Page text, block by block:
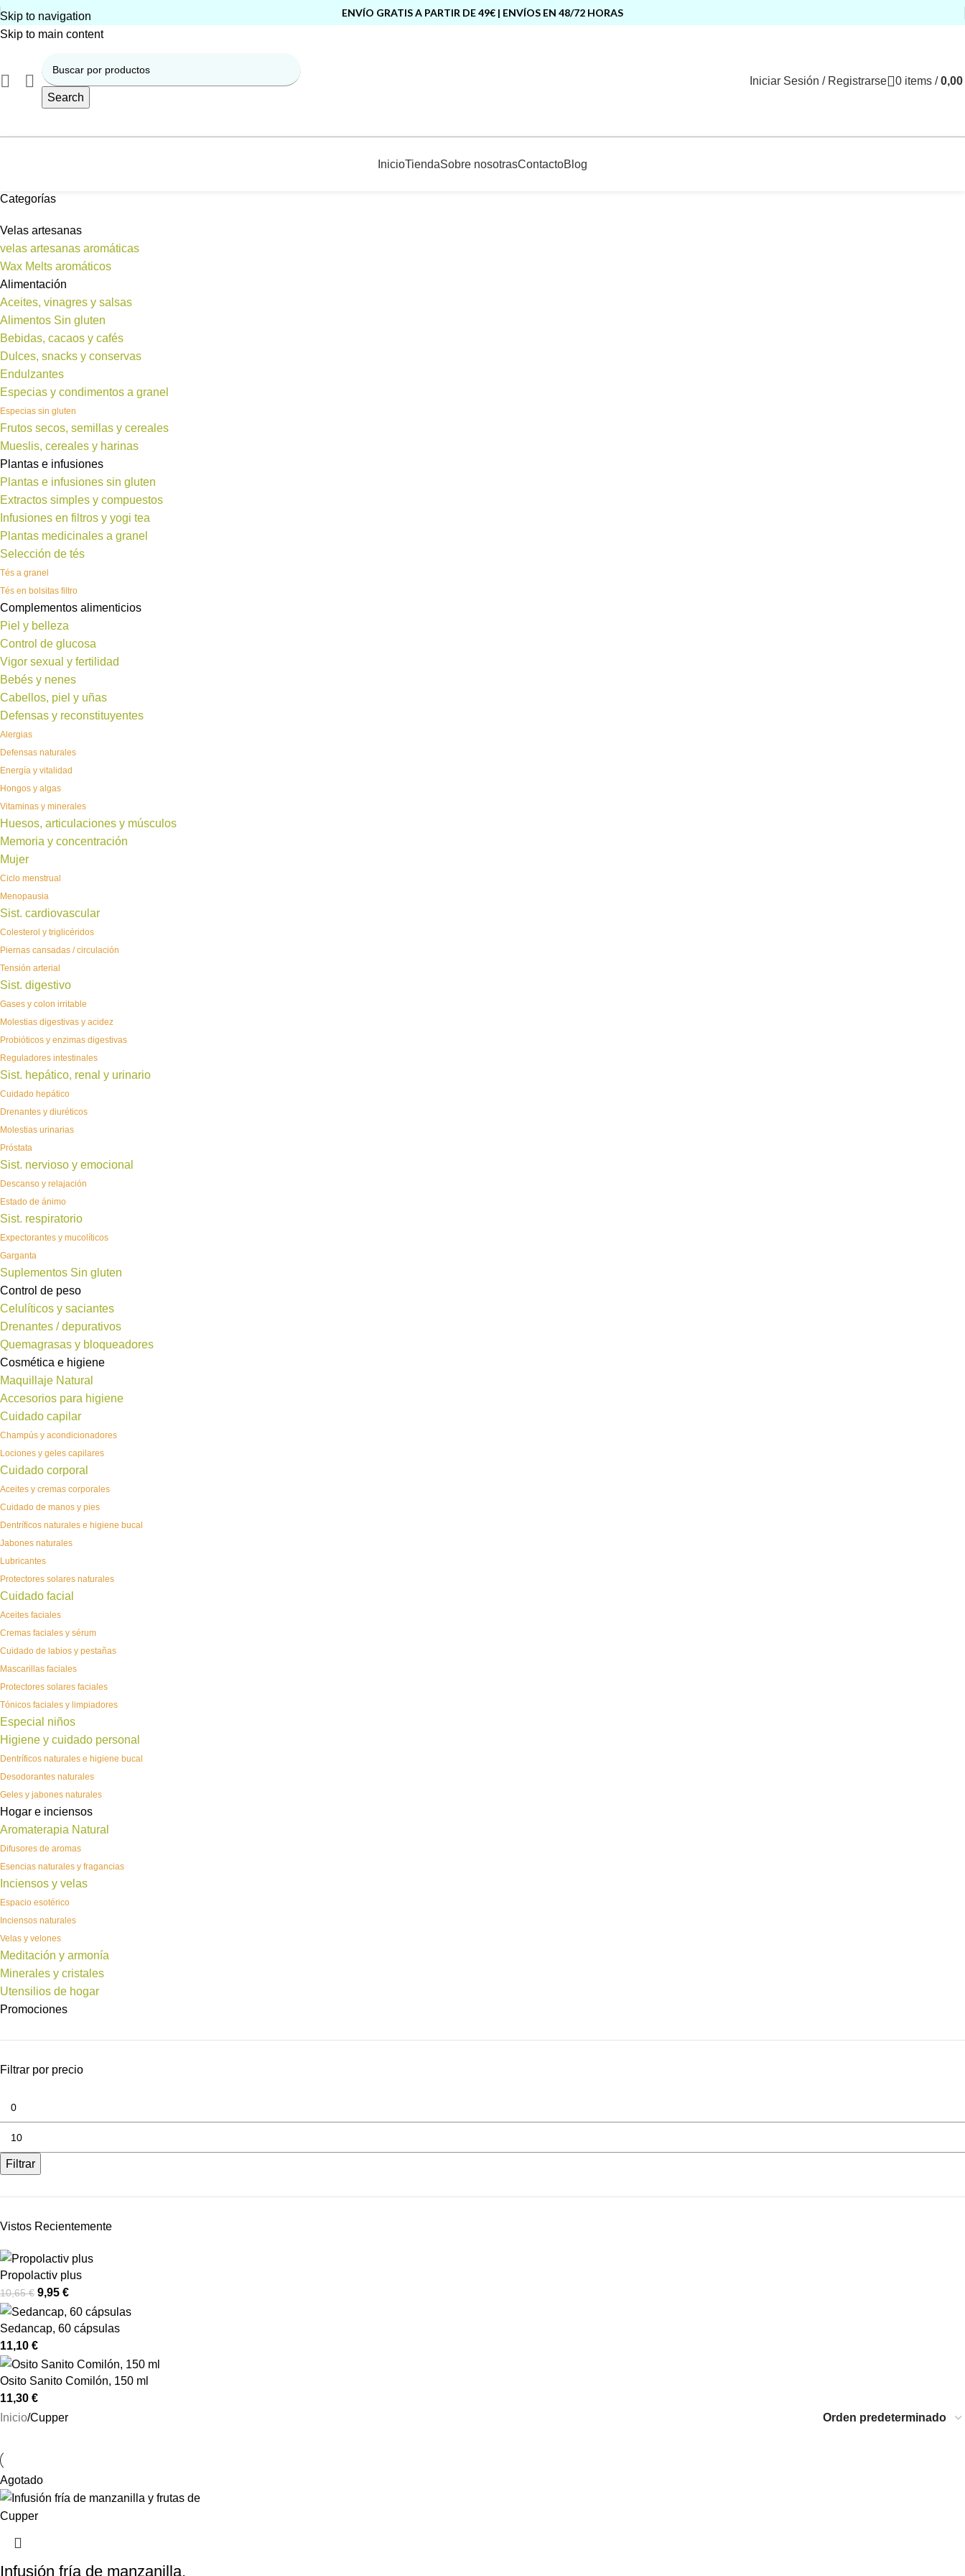
Skip to navigation
Skip to main content
ENVÍO GRATIS A PARTIR DE 49€ | ENVÍOS EN 48/72 HORAS
Search
Iniciar Sesión / Registrarse 0 items / 0,00
InicioTiendaSobre nosotrasContactoBlog
Categorías
Velas artesanas
velas artesanas aromáticas
Wax Melts aromáticos
Alimentación
Aceites, vinagres y salsas
Alimentos Sin gluten
Bebidas, cacaos y cafés
Dulces, snacks y conservas
Endulzantes
Especias y condimentos a granel
Especias sin gluten
Frutos secos, semillas y cereales
Mueslis, cereales y harinas
Plantas e infusiones
Plantas e infusiones sin gluten
Extractos simples y compuestos
Infusiones en filtros y yogi tea
Plantas medicinales a granel
Selección de tés
Tés a granel
Tés en bolsitas filtro
Complementos alimenticios
Piel y belleza
Control de glucosa
Vigor sexual y fertilidad
Bebés y nenes
Cabellos, piel y uñas
Defensas y reconstituyentes
Alergias
Defensas naturales
Energía y vitalidad
Hongos y algas
Vitaminas y minerales
Huesos, articulaciones y músculos
Memoria y concentración
Mujer
Ciclo menstrual
Menopausia
Sist. cardiovascular
Colesterol y triglicéridos
Piernas cansadas / circulación
Tensión arterial
Sist. digestivo
Gases y colon irritable
Molestias digestivas y acidez
Probióticos y enzimas digestivas
Reguladores intestinales
Sist. hepático, renal y urinario
Cuidado hepático
Drenantes y diuréticos
Molestias urinarias
Próstata
Sist. nervioso y emocional
Descanso y relajación
Estado de ánimo
Sist. respiratorio
Expectorantes y mucolíticos
Garganta
Suplementos Sin gluten
Control de peso
Celulíticos y saciantes
Drenantes / depurativos
Quemagrasas y bloqueadores
Cosmética e higiene
Maquillaje Natural
Accesorios para higiene
Cuidado capilar
Champús y acondicionadores
Lociones y geles capilares
Cuidado corporal
Aceites y cremas corporales
Cuidado de manos y pies
Dentríficos naturales e higiene bucal
Jabones naturales
Lubricantes
Protectores solares naturales
Cuidado facial
Aceites faciales
Cremas faciales y sérum
Cuidado de labios y pestañas
Mascarillas faciales
Protectores solares faciales
Tónicos faciales y limpiadores
Especial niños
Higiene y cuidado personal
Dentríficos naturales e higiene bucal
Desodorantes naturales
Geles y jabones naturales
Hogar e inciensos
Aromaterapia Natural
Difusores de aromas
Esencias naturales y fragancias
Inciensos y velas
Espacio esotérico
Inciensos naturales
Velas y velones
Meditación y armonía
Minerales y cristales
Utensilios de hogar
Promociones
Filtrar por precio
Filtrar
Vistos Recientemente
Propolactiv plus
10,65€ 9,95 €
Sedancap, 60 cápsulas
11,10 €
Osito Sanito Comilón, 150 ml
11,30 €
Inicio Cupper
Agotado
Infusión fría de manzanilla,